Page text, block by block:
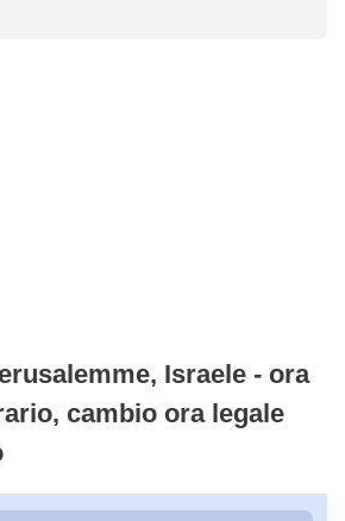
Israele - ora
cambio ora legale